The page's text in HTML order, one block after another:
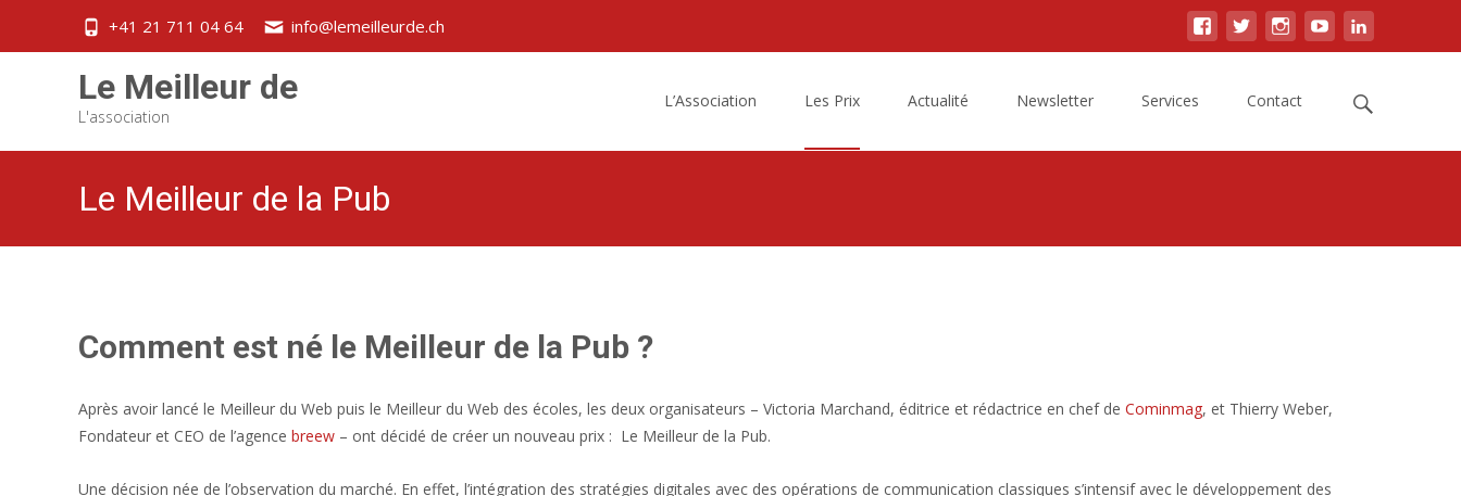
+41 21 711 04 64 info@lemeilleurde.ch
Le Meilleur de
L'association
L’Association Les Prix Actualité Newsletter Services Contact
Search
Le Meilleur de la Pub
Comment est né le Meilleur de la Pub ?
Après avoir lancé le Meilleur du Web puis le Meilleur du Web des écoles, les deux organisateurs – Victoria Marchand, éditrice et rédactrice en chef de Cominmag, et Thierry Weber,
Fondateur et CEO de l’agence breew – ont décidé de créer un nouveau prix : Le Meilleur de la Pub.
Une décision née de l’observation du marché. En effet, l’intégration des stratégies digitales avec des opérations de communication classiques s’intensif avec le développement des